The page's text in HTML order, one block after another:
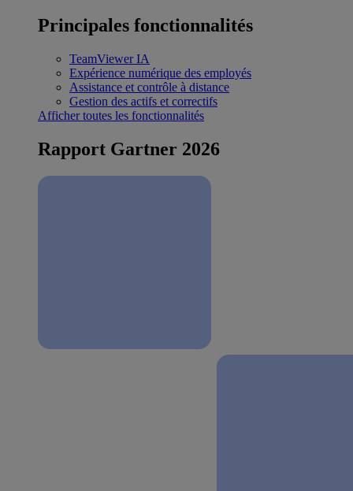
Principales fonctionnalités
TeamViewer IA
Expérience numérique des employés
Assistance et contrôle à distance
Gestion des actifs et correctifs
Afficher toutes les fonctionnalités
Rapport Gartner 2026